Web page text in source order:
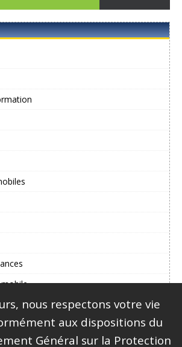
SUR FACEBOOK & TWITTER !
nous respectons votre vie
aux dispositions du
Général sur la Protection